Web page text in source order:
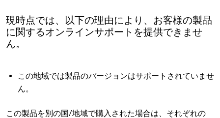
現時点では、以下の理由により、お客様の製品
に関するオンラインサポートを提供できませ
ん。
この地域では製品のバージョンはサポートされていませ
ん。
この製品を別の国/地域で購入された場合は、それぞれの